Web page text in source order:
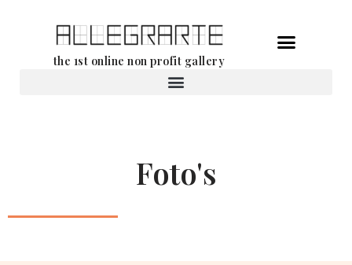
the 1st online non profit gallery
Foto's